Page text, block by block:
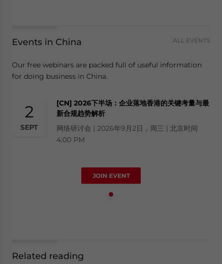
Events in China ALL EVENTS
Our free webinars are packed full of useful information
for doing business in China.
2
SEPT
[CN] 2026下半场：企业落地香港的关键考量与最
新合规趋势解析
网络研讨会 | 2026年9月2日，周三 | 北京时间
4:00 PM
JOIN EVENT
Related reading